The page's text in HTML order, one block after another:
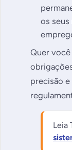
os
Quer
precisão
Leia